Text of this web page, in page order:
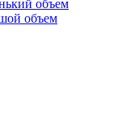
объем
объем